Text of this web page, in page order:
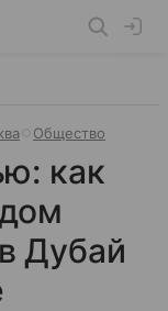
Общество
как
Дубай